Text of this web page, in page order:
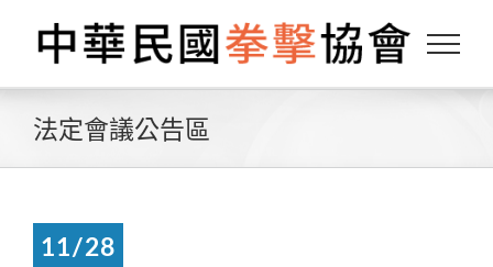
content
法定會議公告區
11/28